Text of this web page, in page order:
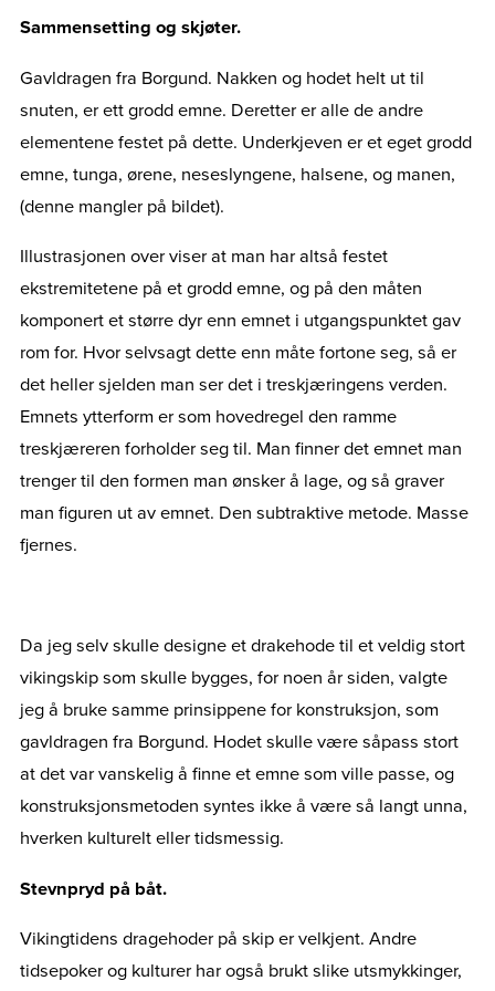
Sammensetting og skjøter.
Gavldragen fra Borgund. Nakken og hodet helt ut til
snuten, er ett grodd emne. Deretter er alle de andre
elementene festet på dette. Underkjeven er et eget grodd
emne, tunga, ørene, neseslyngene, halsene, og manen,
(denne mangler på bildet).
Illustrasjonen over viser at man har altså festet
ekstremitetene på et grodd emne, og på den måten
komponert et større dyr enn emnet i utgangspunktet gav
rom for. Hvor selvsagt dette enn måte fortone seg, så er
det heller sjelden man ser det i treskjæringens verden.
Emnets ytterform er som hovedregel den ramme
treskjæreren forholder seg til. Man finner det emnet man
trenger til den formen man ønsker å lage, og så graver
man figuren ut av emnet. Den subtraktive metode. Masse
fjernes.
Da jeg selv skulle designe et drakehode til et veldig stort
vikingskip som skulle bygges, for noen år siden, valgte
jeg å bruke samme prinsippene for konstruksjon, som
gavldragen fra Borgund. Hodet skulle være såpass stort
at det var vanskelig å finne et emne som ville passe, og
konstruksjonsmetoden syntes ikke å være så langt unna,
hverken kulturelt eller tidsmessig.
Stevnpryd på båt.
Vikingtidens dragehoder på skip er velkjent. Andre
tidsepoker og kulturer har også brukt slike utsmykkinger,